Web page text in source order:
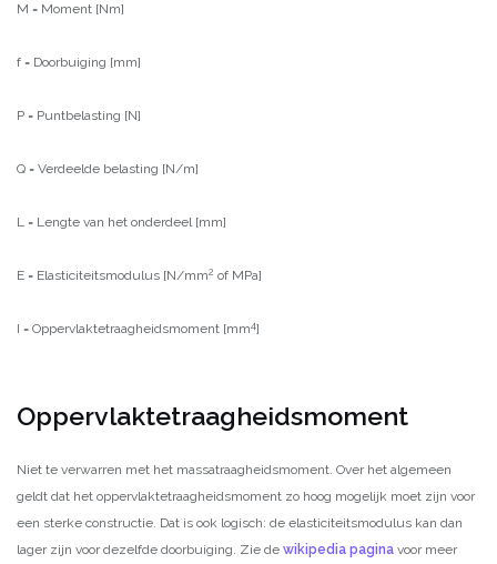
M = Moment [Nm]
f = Doorbuiging [mm]
P = Puntbelasting [N]
Q = Verdeelde belasting [N/m]
L = Lengte van het onderdeel [mm]
E = Elasticiteitsmodulus [N/mm2 of MPa]
I = Oppervlaktetraagheidsmoment [mm4]
Oppervlaktetraagheidsmoment
Niet te verwarren met het massatraagheidsmoment. Over het algemeen
geldt dat het oppervlaktetraagheidsmoment zo hoog mogelijk moet zijn voor
een sterke constructie. Dat is ook logisch: de elasticiteitsmodulus kan dan
lager zijn voor dezelfde doorbuiging. Zie de wikipedia pagina voor meer